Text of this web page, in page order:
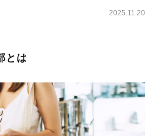
2025.11.20
とは